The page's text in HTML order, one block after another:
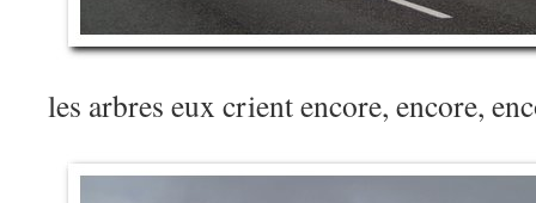
les arbres eux crient encore, encore,